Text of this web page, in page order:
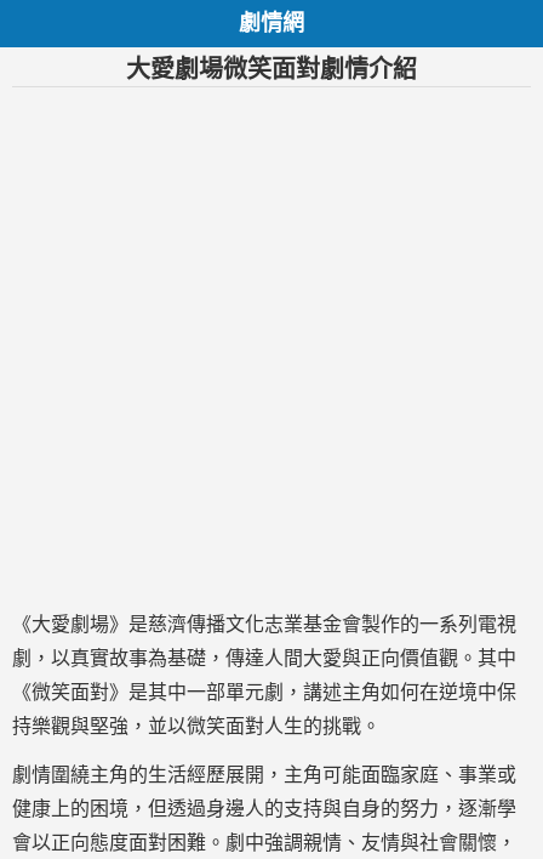
劇情網
大愛劇場微笑面對劇情介紹
《大愛劇場》是慈濟傳播文化志業基金會製作的一系列電視
劇，以真實故事為基礎，傳達人間大愛與正向價值觀。其中
《微笑面對》是其中一部單元劇，講述主角如何在逆境中保
持樂觀與堅強，並以微笑面對人生的挑戰。
劇情圍繞主角的生活經歷展開，主角可能面臨家庭、事業或
健康上的困境，但透過身邊人的支持與自身的努力，逐漸學
會以正向態度面對困難。劇中強調親情、友情與社會關懷，